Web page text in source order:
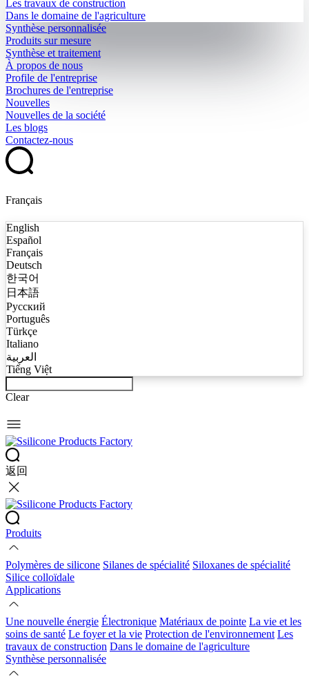
Les travaux de construction
Dans le domaine de l'agriculture
Synthèse personnalisée
Produits sur mesure
Synthèse et traitement
À propos de nous
Profile de l'entreprise
Brochures de l'entreprise
Nouvelles
Nouvelles de la société
Les blogs
Contactez-nous
Français
English
Español
Français
Deutsch
한국어
日本語
Русский
Português
Türkçe
Italiano
العربية
Tiếng Việt
Clear
返回
Produits
Polymères de silicone Silanes de spécialité Siloxanes de spécialité
Silice colloïdale
Applications
Une nouvelle énergie Électronique Matériaux de pointe La vie et les
soins de santé Le foyer et la vie Protection de l'environnement Les
travaux de construction Dans le domaine de l'agriculture
Synthèse personnalisée